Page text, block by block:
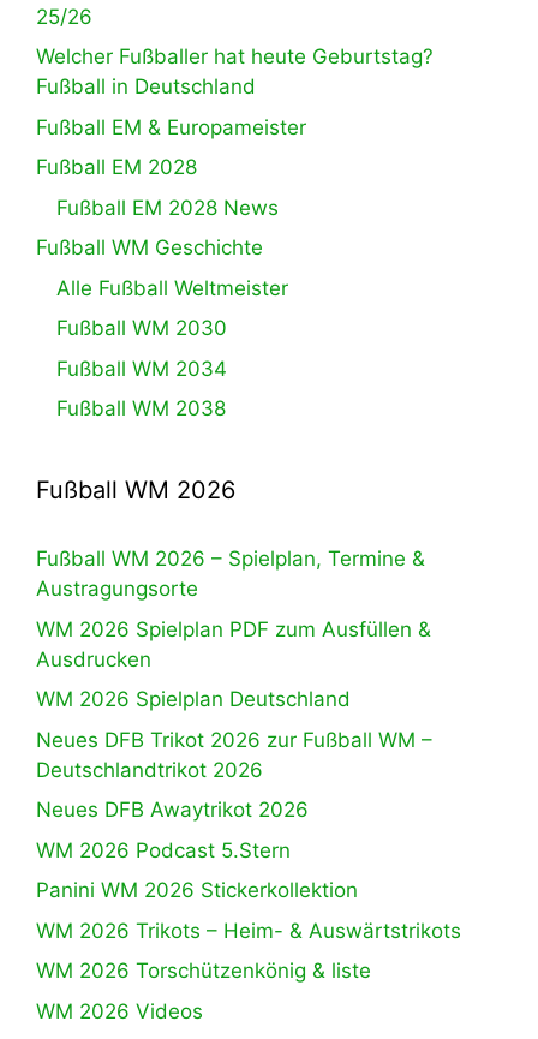
25/26
Welcher Fußballer hat heute Geburtstag?
Fußball in Deutschland
Fußball EM & Europameister
Fußball EM 2028
Fußball EM 2028 News
Fußball WM Geschichte
Alle Fußball Weltmeister
Fußball WM 2030
Fußball WM 2034
Fußball WM 2038
Fußball WM 2026
Fußball WM 2026 – Spielplan, Termine &
Austragungsorte
WM 2026 Spielplan PDF zum Ausfüllen &
Ausdrucken
WM 2026 Spielplan Deutschland
Neues DFB Trikot 2026 zur Fußball WM –
Deutschlandtrikot 2026
Neues DFB Awaytrikot 2026
WM 2026 Podcast 5.Stern
Panini WM 2026 Stickerkollektion
WM 2026 Trikots – Heim- & Auswärtstrikots
WM 2026 Torschützenkönig & liste
WM 2026 Videos